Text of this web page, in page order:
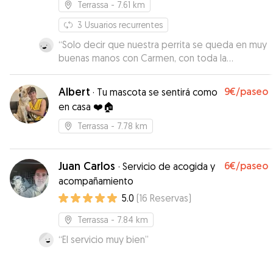
Terrassa - 7.61 km
3 Usuarios recurrentes
“Solo decir que nuestra perrita se queda en muy
buenas manos con Carmen, con toda la
confianza, muy agradecidos”
Albert · Tu mascota se sentirá como
en casa ❤️🏠
9€/paseo
Terrassa - 7.78 km
Juan Carlos · Servicio de acogida y
acompañamiento
6€/paseo
5.0 (16 Reservas)
Terrassa - 7.84 km
“El servicio muy bien”